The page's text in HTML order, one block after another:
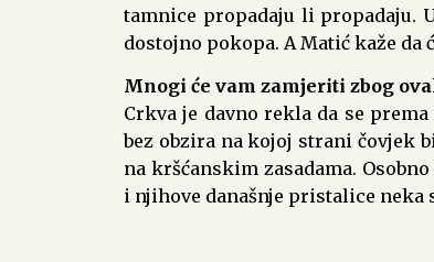
tamnice propadaju li propadaju.
dostojno pokopa. A Matić kaže da
Mnogi će vam zamjeriti zbog
Crkva je davno rekla da se
bez obzira na kojoj strani čovjek
na kršćanskim zasadama.
i njihove današnje pristalice neka